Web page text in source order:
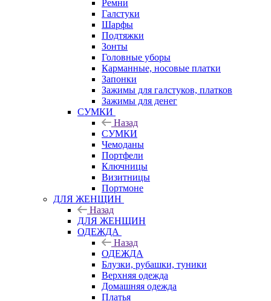
Ремни
Галстуки
Шарфы
Подтяжки
Зонты
Головные уборы
Карманные, носовые платки
Запонки
Зажимы для галстуков, платков
Зажимы для денег
СУМКИ
Назад
СУМКИ
Чемоданы
Портфели
Ключницы
Визитницы
Портмоне
ДЛЯ ЖЕНЩИН
Назад
ДЛЯ ЖЕНЩИН
ОДЕЖДА
Назад
ОДЕЖДА
Блузки, рубашки, туники
Верхняя одежда
Домашняя одежда
Платья